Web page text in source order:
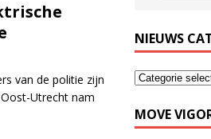
van de politie zijn
Utrecht nam
NIEUWS
MOVE